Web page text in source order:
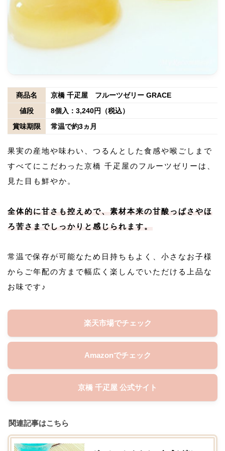
商品名
京橋 千疋屋 フルーツゼリー GRACE
値段
8個入：3,240円（税込）
賞味期限
常温で約3ヵ月
果実の産地や味わい、つるんとした食感や喉ごしまで
すべてにこだわった京橋 千疋屋のフルーツゼリーは、
見た目も鮮やか。
全体的に甘さも控えめで、素材本来の甘酸っぱさやほ
ろ苦さまでしっかりと感じられます。
常温で保存が可能なため日持ちもよく、小さなお子様
からご年配の方まで幅広く楽しんでいただける上品な
お味です♪
楽天市場でチェック
Amazonでチェック
京橋 千疋屋 公式サイト
関連記事はこちら